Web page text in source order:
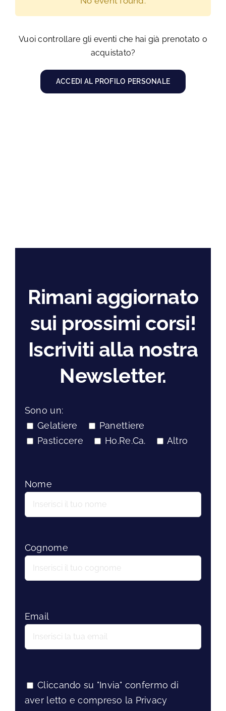
Progettazione
Formazione
ORDINA
Vuoi controllare gli eventi che hai già prenotato o
acquistato?
ACCEDI AL PROFILO PERSONALE
Rimani aggiornato
sui prossimi corsi!
Iscriviti alla nostra
Newsletter.
Sono un:
Gelatiere
Panettiere
Pasticcere
Ho.Re.Ca. Altro
Nome
Cognome
Email
Cliccando su "Invia" confermo di
aver letto e compreso la Privacy